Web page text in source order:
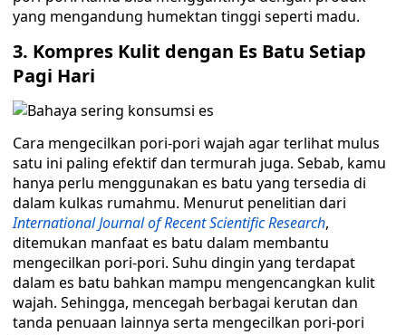
yang mengandung humektan tinggi seperti madu.
3. Kompres Kulit dengan Es Batu Setiap
Pagi Hari
Cara mengecilkan pori-pori wajah agar terlihat mulus
satu ini paling efektif dan termurah juga. Sebab, kamu
hanya perlu menggunakan es batu yang tersedia di
dalam kulkas rumahmu. Menurut penelitian dari
International Journal of Recent Scientific Research,
ditemukan manfaat es batu dalam membantu
mengecilkan pori-pori. Suhu dingin yang terdapat
dalam es batu bahkan mampu mengencangkan kulit
wajah. Sehingga, mencegah berbagai kerutan dan
tanda penuaan lainnya serta mengecilkan pori-pori